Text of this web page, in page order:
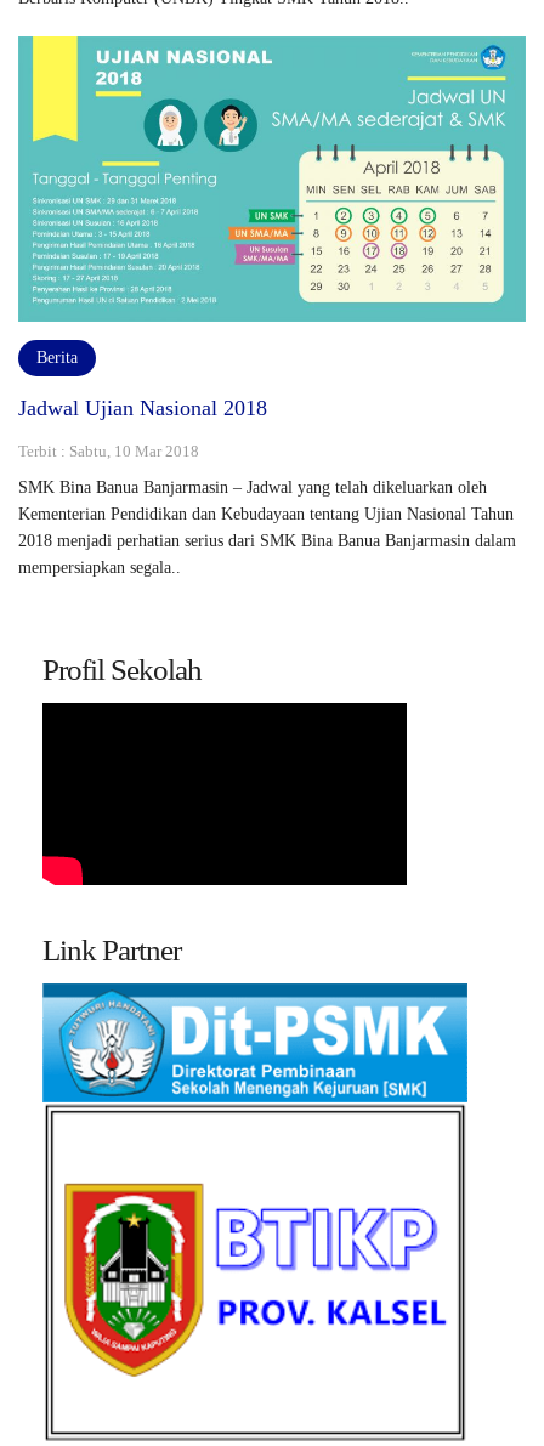
Berita
Jadwal Ujian Nasional 2018
Terbit : Sabtu, 10 Mar 2018
SMK Bina Banua Banjarmasin – Jadwal yang telah dikeluarkan oleh
Kementerian Pendidikan dan Kebudayaan tentang Ujian Nasional Tahun
2018 menjadi perhatian serius dari SMK Bina Banua Banjarmasin dalam
mempersiapkan segala..
Profil Sekolah
Link Partner